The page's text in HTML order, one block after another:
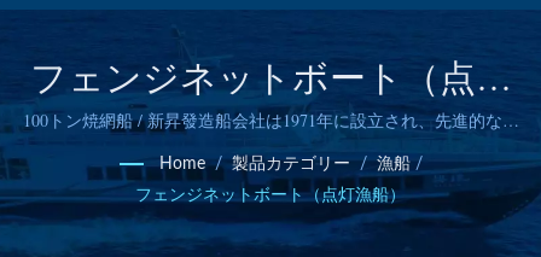
フェンジネットボート（点灯
漁船）
100トン焼網船 / 新昇發造船会社は1971年に設立され、先進的な船
舶設計能力と信頼性の高い造船技術を持っています。
Home / 製品カテゴリー / 漁船 /
フェンジネットボート（点灯漁船）